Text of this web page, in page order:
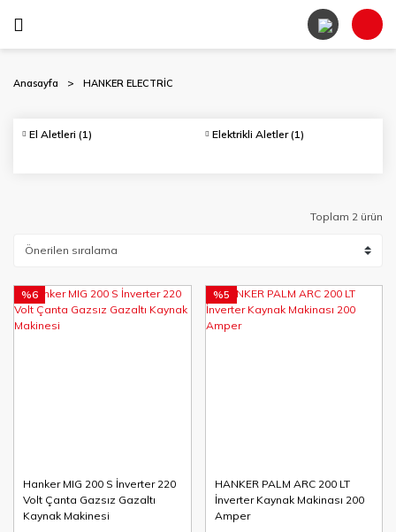
Anasayfa HANKER ELECTRİC
El Aletleri (1) Elektrikli Aletler(1)
Toplam 2 ürün
Hanker MIG 200 S İnverter 220
Volt Çanta Gazsız Gazaltı
Kaynak Makinesi
%6
HANKER PALM ARC 200 LT
İnverter Kaynak Makinası 200
Amper
%5